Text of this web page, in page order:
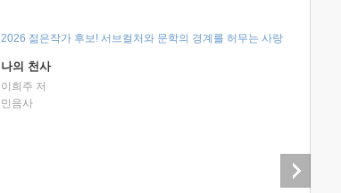
2026 젊은작가 후보! 서브컬처와 문학의 경계를 허무는 사랑
나의 천사
이희주 저
민음사